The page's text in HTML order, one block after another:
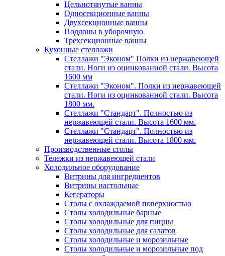
Цельнотянутые ванны
Односекционные ванны
Двухсекционные ванны
Поддоны в уборочную
Трехсекционные ванны
Кухонные стеллажи
Стеллажи "Эконом" Полки из нержавеющей
стали. Ноги из оцинкованной стали. Высота
1600 мм
Стеллажи "Эконом". Полки из нержавеющей
стали. Ноги из оцинкованной стали. Высота
1800 мм.
Стеллажи "Стандарт". Полностью из
нержавеющей стали. Высота 1600 мм.
Стеллажи "Стандарт". Полностью из
нержавеющей стали. Высота 1800 мм.
Производственные столы
Тележки из нержавеющей стали
Холодильное оборудование
Витрины для ингредиентов
Витрины настольные
Кегераторы
Столы с охлаждаемой поверхностью
Столы холодильные барные
Столы холодильные для пиццы
Столы холодильные для салатов
Столы холодильные и морозильные
Столы холодильные и морозильные под